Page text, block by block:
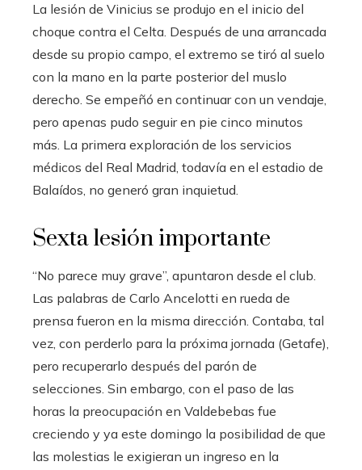
La lesión de Vinicius se produjo en el inicio del
choque contra el Celta. Después de una arrancada
desde su propio campo, el extremo se tiró al suelo
con la mano en la parte posterior del muslo
derecho. Se empeñó en continuar con un vendaje,
pero apenas pudo seguir en pie cinco minutos
más. La primera exploración de los servicios
médicos del Real Madrid, todavía en el estadio de
Balaídos, no generó gran inquietud.
Sexta lesión importante
“No parece muy grave”, apuntaron desde el club.
Las palabras de Carlo Ancelotti en rueda de
prensa fueron en la misma dirección. Contaba, tal
vez, con perderlo para la próxima jornada (Getafe),
pero recuperarlo después del parón de
selecciones. Sin embargo, con el paso de las
horas la preocupación en Valdebebas fue
creciendo y ya este domingo la posibilidad de que
las molestias le exigieran un ingreso en la